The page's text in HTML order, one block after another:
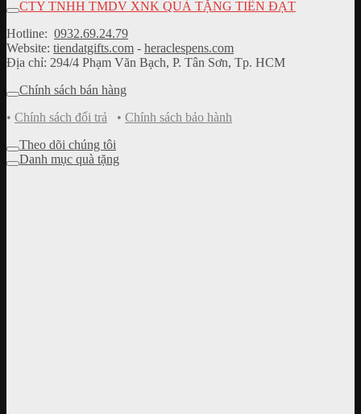
CTY TNHH TMDV XNK QUÀ TẶNG TIẾN ĐẠT
Hotline: 0932.69.24.79
Website: tiendatgifts.com - heraclespens.com
Địa chỉ: 294/4 Phạm Văn Bạch, P. Tân Sơn, Tp. HCM
Chính sách bán hàng
• Chính sách đổi trả • Chính sách bảo hành
Theo dõi chúng tôi
Danh mục quà tặng